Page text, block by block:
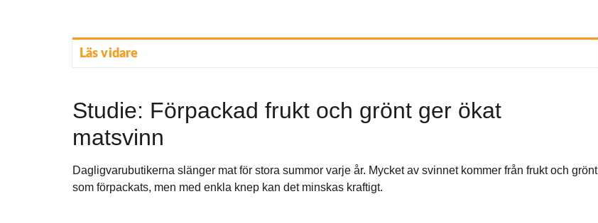
Läs vidare
Studie: Förpackad frukt och grönt ger ökat
matsvinn
Dagligvarubutikerna slänger mat för stora summor varje år. Mycket av svinnet kommer från frukt och grönt
som förpackats, men med enkla knep kan det minskas kraftigt.